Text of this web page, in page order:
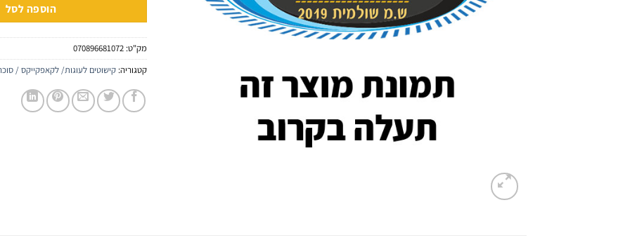
הוספה לסל
מק"ט: 070896681072
קטגוריה: קישוטים לעוגות/ לקאפקייקס /